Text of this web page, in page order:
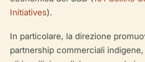
Initiatives).
In particolare, la direzione
partnership commerciali